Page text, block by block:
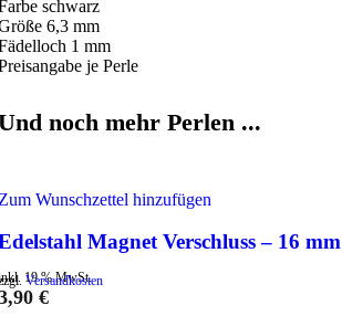
schwarz
6,3 mm
1 mm
je Perle
noch mehr Perlen ...
Wunschzettel hinzufügen
Magnet Verschluss – 16 mm
19 % MwSt.
Versandkosten
€